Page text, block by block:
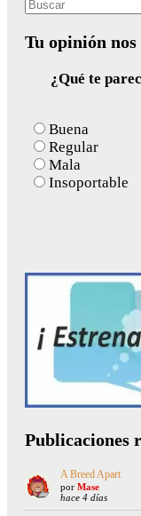
Tu opinión
¿Qué te
Buena
Regular
Mala
Insoportable
Publicaciones
A Breed Apart
por Mase
hace 4 días